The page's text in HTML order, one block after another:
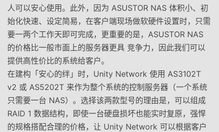
人可以安心使用。此外，因为 ASUSTOR NAS 体积小、初
始化快速、设定简易，在客户端现场做软硬件设置时，只需
要一两个工作天即可完成，更重要的是，ASUSTOR NAS
的价格比一般市面上的服务器更具 竞争力，因此我们可以
提供高性价比的系统给客户。
在建构「安心的绊」时，Unity Network 使用 AS3102T
v2 或 AS5202T 来作为整个系统的控制服务器（一个系统
只需要一台 NAS）。选择该两款型号的理由是，可以组成
RAID 1 数据结构，即使一台硬盘损坏也能实时复原，强悍
的规格搭配合理的价格，让 Unity Network 可以根据客户